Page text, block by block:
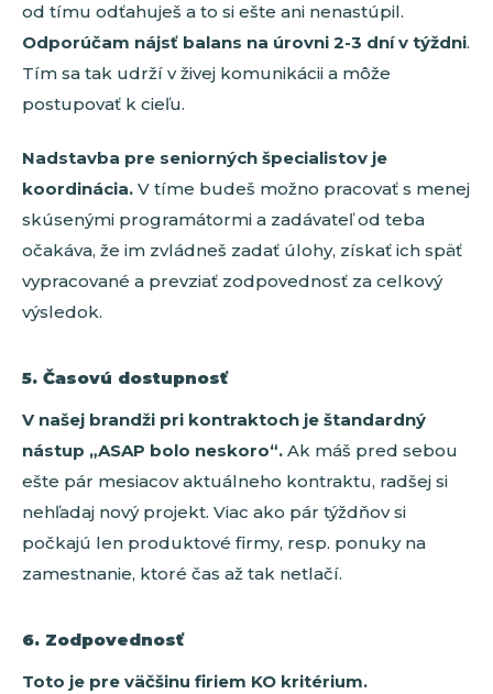
od tímu odťahuješ a to si ešte ani nenastúpil.
Odporúčam nájsť balans na úrovni 2-3 dní v týždni.
Tím sa tak udrží v živej komunikácii a môže
postupovať k cieľu.
Nadstavba pre seniorných špecialistov je
koordinácia. V tíme budeš možno pracovať s menej
skúsenými programátormi a zadávateľ od teba
očakáva, že im zvládneš zadať úlohy, získať ich späť
vypracované a prevziať zodpovednosť za celkový
výsledok.
5. Časovú dostupnosť
V našej brandži pri kontraktoch je štandardný
nástup „ASAP bolo neskoro“. Ak máš pred sebou
ešte pár mesiacov aktuálneho kontraktu, radšej si
nehľadaj nový projekt. Viac ako pár týždňov si
počkajú len produktové firmy, resp. ponuky na
zamestnanie, ktoré čas až tak netlačí.
6. Zodpovednosť
Toto je pre väčšinu firiem KO kritérium.